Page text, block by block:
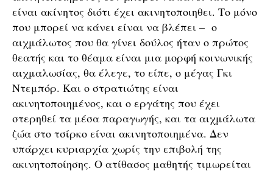
είναι ακίνητος διότι έχει ακινητοποιηθει. Το μόνο
που μπορεί να κάνει είναι να βλέπει – ο
αιχμάλωτος που θα γίνει δούλος ήταν ο πρώτος
θεατής και το θέαμα είναι μια μορφή κοινωνικής
αιχμαλωσίας, θα έλεγε, το είπε, ο μέγας Γκι
Ντεμπόρ. Και ο στρατιώτης είναι
ακινητοποιημένος, και ο εργάτης που έχει
στερηθεί τα μέσα παραγωγής, και τα αιχμάλωτα
ζώα στο τσίρκο είναι ακινητοποιημένα. Δεν
υπάρχει κυριαρχία χωρίς την επιβολή της
ακινητοποίησης. Ο ατίθασος μαθητής τιμωρείται